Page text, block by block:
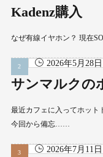
Kadenz購入
なぜ有線イヤホン？ 現在
2026年5月28日
サンマルクの
最近カフェに入ってホット
今回から備忘……
2026年7月11日